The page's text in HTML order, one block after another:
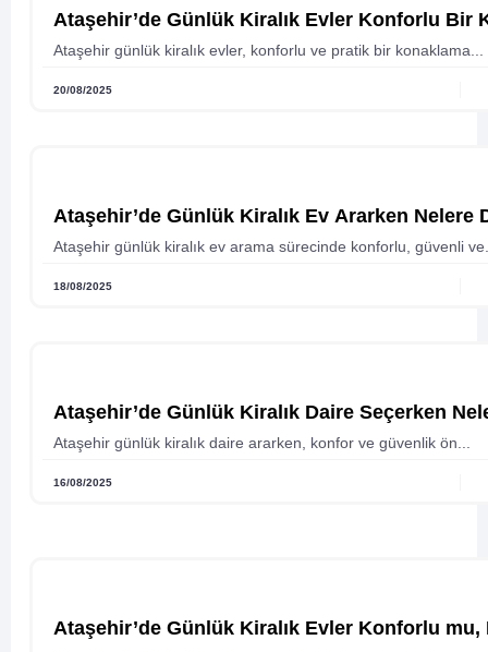
Ataşehir’de Günlük Kiralık Evler Konforlu Bir
Ataşehir günlük kiralık evler, konforlu ve pratik bir konaklama...
20/08/2025
Ataşehir’de Günlük Kiralık Ev Ararken Nelere
Ataşehir günlük kiralık ev arama sürecinde konforlu, güvenli
18/08/2025
Ataşehir’de Günlük Kiralık Daire Seçerken
Ataşehir günlük kiralık daire ararken, konfor ve güvenlik ön...
16/08/2025
Ataşehir’de Günlük Kiralık Evler Konforlu